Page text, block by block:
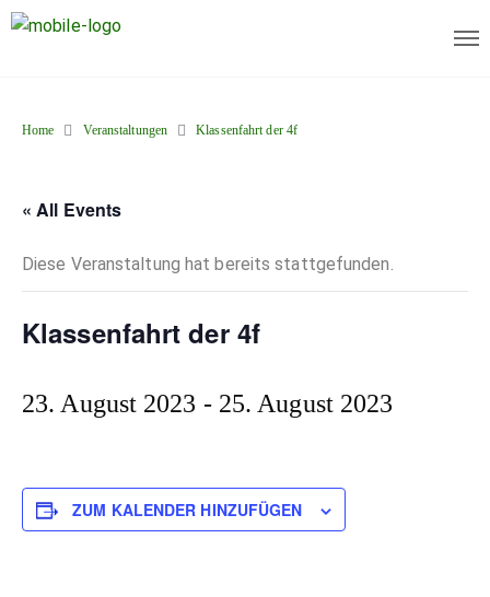
Home Veranstaltungen Klassenfahrt der 4f
« All Events
Diese Veranstaltung hat bereits stattgefunden.
Klassenfahrt der 4f
23. August 2023 - 25. August 2023
ZUM KALENDER HINZUFÜGEN